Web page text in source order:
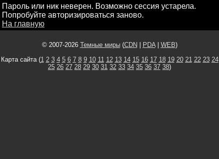
Пароль или ник неверен. Возможно сессия устарела.
Попробуйте авторизироваться заново.
На главную
© 2007-2026 Темные миры(CDN PDA| WEB)
Карта сайта (1 2 3 4 5 6 7 8 9 10 11 12 13 14 15 16 17 18 19 20 21 22 23 24
25 26 27 28 29 30 31 32 33 34 35 36 37 38)